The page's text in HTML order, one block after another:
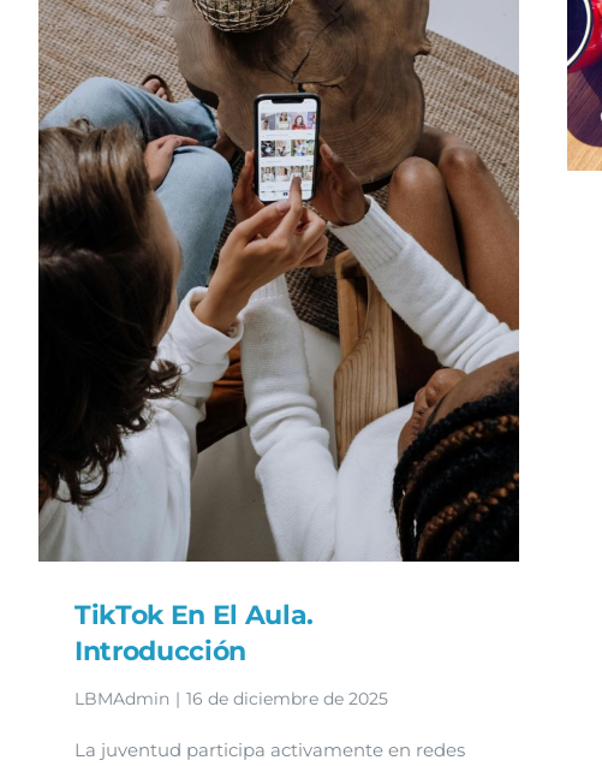
TikTok En El Aula.
Introducción
LBMAdmin | 16 de diciembre de 2025
La juventud participa activamente en redes